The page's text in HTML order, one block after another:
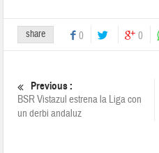
share 0 0
Previous :
BSR Vistazul estrena la Liga con
un derbi andaluz